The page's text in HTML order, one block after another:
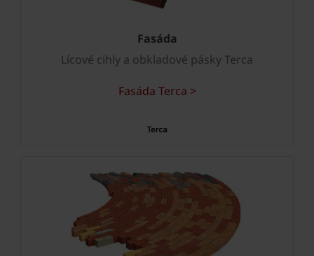
Fasáda
Lícové cihly a obkladové pásky Terca
Fasáda Terca >